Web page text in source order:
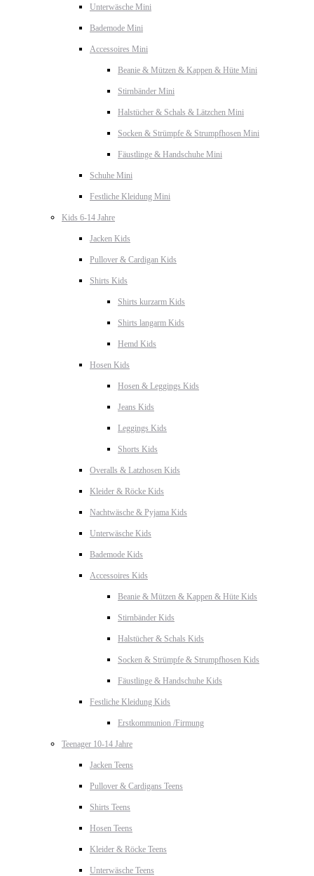
Unterwäsche Mini
Bademode Mini
Accessoires Mini
Beanie & Mützen & Kappen & Hüte Mini
Stirnbänder Mini
Halstücher & Schals & Lätzchen Mini
Socken & Strümpfe & Strumpfhosen Mini
Fäustlinge & Handschuhe Mini
Schuhe Mini
Festliche Kleidung Mini
Kids 6-14 Jahre
Jacken Kids
Pullover & Cardigan Kids
Shirts Kids
Shirts kurzarm Kids
Shirts langarm Kids
Hemd Kids
Hosen Kids
Hosen & Leggings Kids
Jeans Kids
Leggings Kids
Shorts Kids
Overalls & Latzhosen Kids
Kleider & Röcke Kids
Nachtwäsche & Pyjama Kids
Unterwäsche Kids
Bademode Kids
Accessoires Kids
Beanie & Mützen & Kappen & Hüte Kids
Stirnbänder Kids
Halstücher & Schals Kids
Socken & Strümpfe & Strumpfhosen Kids
Fäustlinge & Handschuhe Kids
Festliche Kleidung Kids
Erstkommunion /Firmung
Teenager 10-14 Jahre
Jacken Teens
Pullover & Cardigans Teens
Shirts Teens
Hosen Teens
Kleider & Röcke Teens
Unterwäsche Teens